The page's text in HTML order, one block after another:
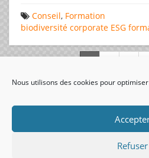
Nous utilisons des cookies pour
Refuser
Conseil, Formation
biodiversité corporate ESG
visiteurs uniques: